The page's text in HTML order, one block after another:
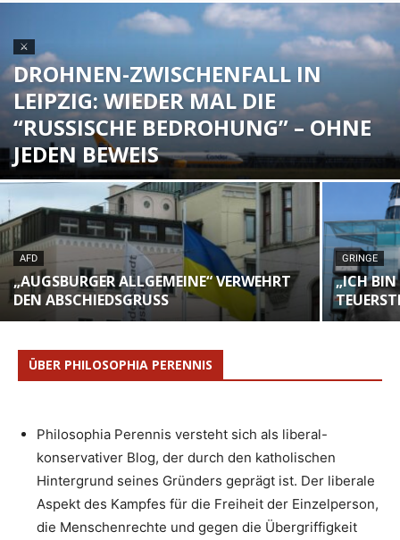
⚔
DROHNEN-ZWISCHENFALL IN
LEIPZIG: WIEDER MAL DIE
“RUSSISCHE BEDROHUNG” – OHNE
JEDEN BEWEIS
AFD
„AUGSBURGER ALLGEMEINE“ VERWEHRT
DEN ABSCHIEDSGRUSS
GRINGE
„ICH BIN
ÜBER PHILOSOPHIA PERENNIS
Philosophia Perennis versteht sich als liberal-
konservativer Blog, der durch den katholischen
Hintergrund seines Gründers geprägt ist. Der liberale
Aspekt des Kampfes für die Freiheit der Einzelperson,
die Menschenrechte und gegen die Übergriffigkeit